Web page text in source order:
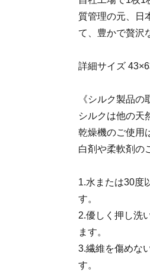
質管理の元、日
て、豊かで贅沢
詳細サイズ
《シルク製品の
シルクは他の天
乾燥機のご使用
白剤や柔軟剤の
1.水または30度
す。
2.優しく押し洗
ます。
3.繊維を傷めな
す。